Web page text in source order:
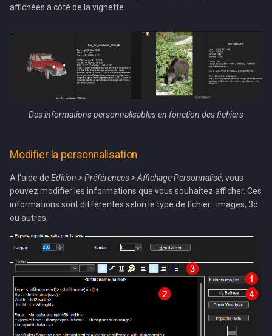
affichées à côté de la vignette.
Des informations personnalisables en fonction des fichiers
Modifier la personnalisation
A l'aide de Edition > Préférences > Affichage Personnalisé, vous
pouvez modifier les informations que vous souhaitez afficher. Ces
informations sont différentes selon le type de fichier : images, 3d
ou autres.